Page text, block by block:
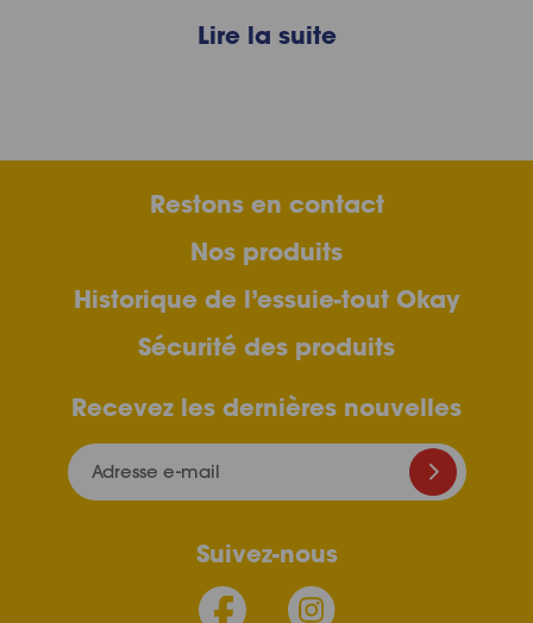
Lire la suite
Restons en contact
Nos produits
Historique de l’essuie-tout Okay
Sécurité des produits
Recevez les dernières nouvelles
Adresse e-mail
Suivez-nous